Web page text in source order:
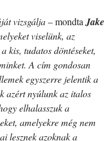
vizsgálja– mondta Jake
viselünk, az
kis, tudatos döntéseket,
A cím gondosan
egyszerre jelentik a
azért nyúlunk az italos
elhalasszuk a
amelyekre még nem
lesznek azoknak a